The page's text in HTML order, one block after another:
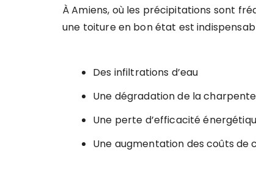
À Amiens, où les précipitations sont
une toiture en bon état est
Des infiltrations d’eau
Une dégradation de la charpente
Une perte d’efficacité
Une augmentation des coûts de